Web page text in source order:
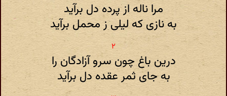
مرا ناله از پرده دل برآید
به نازی که لیلی ز محمل برآید
درین باغ چون سرو آزادگان را
به جای ثمر عقده دل برآید